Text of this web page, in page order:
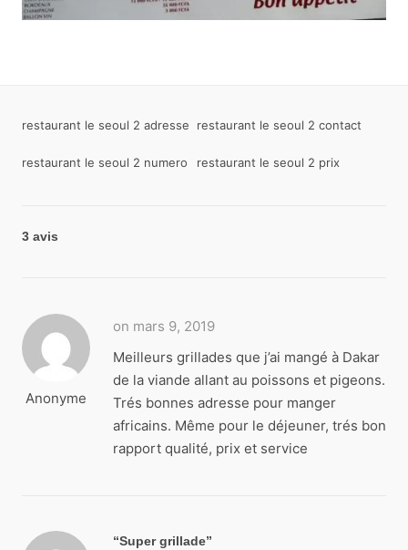
restaurant le seoul 2 adresse restaurant le seoul 2 contact
restaurant le seoul 2 numero restaurant le seoul 2 prix
3 avis
Anonyme
on mars 9, 2019
Meilleurs grillades que j’ai mangé à Dakar
de la viande allant au poissons et pigeons.
Trés bonnes adresse pour manger
africains. Même pour le déjeuner, trés bon
rapport qualité, prix et service
Super grillade